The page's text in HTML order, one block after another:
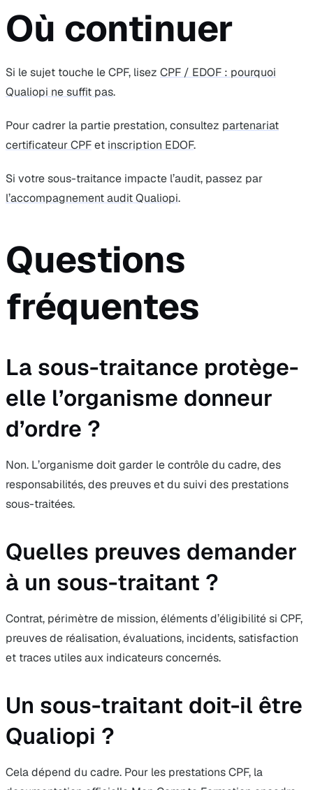
Où continuer
Si le sujet touche le CPF, lisez CPF / EDOF : pourquoi
Qualiopi ne suffit pas.
Pour cadrer la partie prestation, consultez partenariat
certificateur CPFet inscription EDOF.
Si votre sous-traitance impacte l’audit, passez par
l’accompagnement audit Qualiopi.
Questions
fréquentes
La sous-traitance protège-
elle l’organisme donneur
d’ordre ?
Non. L’organisme doit garder le contrôle du cadre, des
responsabilités, des preuves et du suivi des prestations
sous-traitées.
Quelles preuves demander
à un sous-traitant ?
Contrat, périmètre de mission, éléments d’éligibilité si CPF,
preuves de réalisation, évaluations, incidents, satisfaction
et traces utiles aux indicateurs concernés.
Un sous-traitant doit-il être
Qualiopi ?
Cela dépend du cadre. Pour les prestations CPF, la